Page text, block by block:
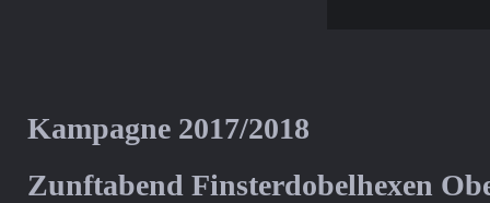
Kampagne 2017/2018
Zunftabend Finsterdobelhexen